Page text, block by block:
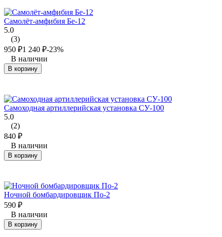
Самолёт-амфибия Бе-12
5.0
(3)
950 ₽1 240 ₽-23%
В наличии
В корзину
Самоходная артиллерийская установка СУ-100
5.0
(2)
840 ₽
В наличии
В корзину
Ночной бомбардировщик По-2
590 ₽
В наличии
В корзину